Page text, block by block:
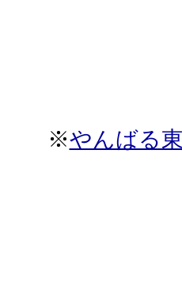
※やんばる